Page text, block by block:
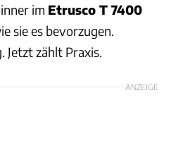
im Etrusco T 7400
sie es bevorzugen.
Jetzt zählt Praxis.
ANZEIGE